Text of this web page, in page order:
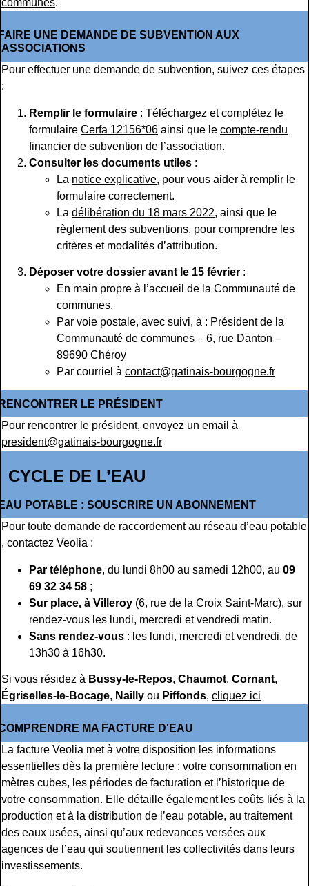
communes.
UNE DEMANDE DE SUBVENTION AUX
ASSOCIATIONS
Pour effectuer une demande de subvention, suivez ces étapes
:
Remplir le formulaire : Téléchargez et complétez le
formulaire Cerfa 12156*06 ainsi que le compte-rendu
financier de subvention de l’association.
Consulter les documents utiles :
La notice explicative, pour vous aider à remplir le
formulaire correctement.
La délibération du 18 mars 2022, ainsi que le
règlement des subventions, pour comprendre les
critères et modalités d’attribution.
Déposer votre dossier avant le 15 février :
En main propre à l’accueil de la Communauté de
communes.
Par voie postale, avec suivi, à : Président de la
Communauté de communes – 6, rue Danton –
89690 Chéroy
Par courriel à contact@gatinais-bourgogne.fr
LE PRÉSIDENT
Pour rencontrer le président, envoyez un email à
president@gatinais-bourgogne.fr
CYCLE DE L’EAU
POTABLE : SOUSCRIRE UN ABONNEMENT
Pour toute demande de raccordement au réseau d’eau potable
, contactez Veolia :
Par téléphone, du lundi 8h00 au samedi 12h00, au 09
69 32 34 58 ;
Sur place, à Villeroy (6, rue de la Croix Saint-Marc), sur
rendez-vous les lundi, mercredi et vendredi matin.
Sans rendez-vous : les lundi, mercredi et vendredi, de
13h30 à 16h30.
Si vous résidez à Bussy-le-Repos, Chaumot, Cornant,
Égriselles-le-Bocage, Nailly ou Piffonds, cliquez ici
MA FACTURE D'EAU
La facture Veolia met à votre disposition les informations
essentielles dès la première lecture : votre consommation en
mètres cubes, les périodes de facturation et l’historique de
votre consommation. Elle détaille également les coûts liés à la
production et à la distribution de l’eau potable, au traitement
des eaux usées, ainsi qu’aux redevances versées aux
agences de l’eau qui soutiennent les collectivités dans leurs
investissements.